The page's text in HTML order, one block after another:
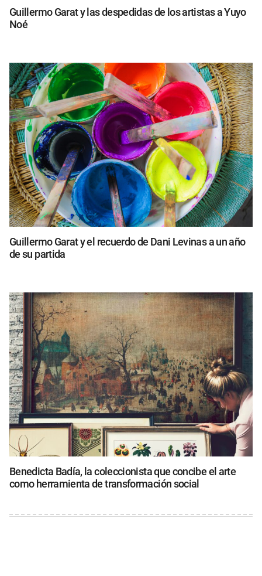
Guillermo Garat y las despedidas de los artistas a Yuyo
Noé
Guillermo Garat y el recuerdo de Dani Levinas a un año
de su partida
Benedicta Badía, la coleccionista que concibe el arte
como herramienta de transformación social